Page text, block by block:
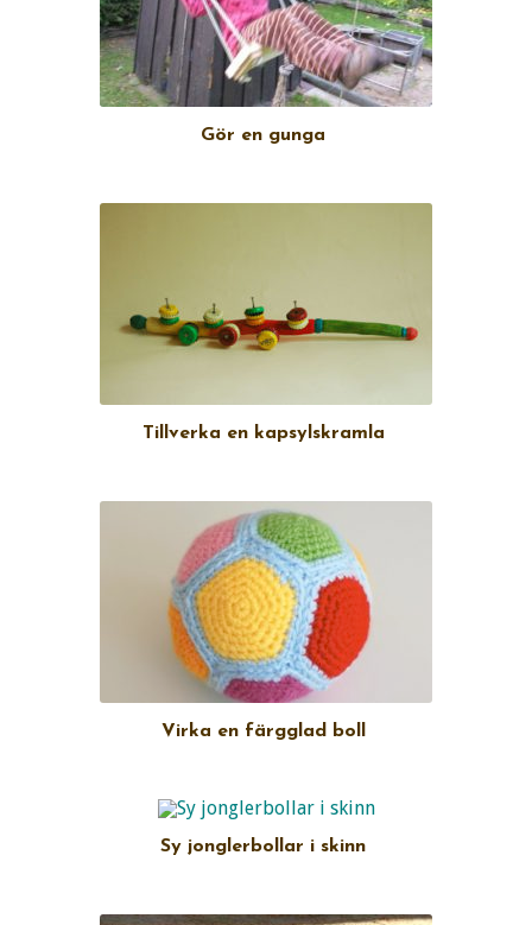
Gör en gunga
Tillverka en kapsylskramla
Virka en färgglad boll
Sy jonglerbollar i skinn